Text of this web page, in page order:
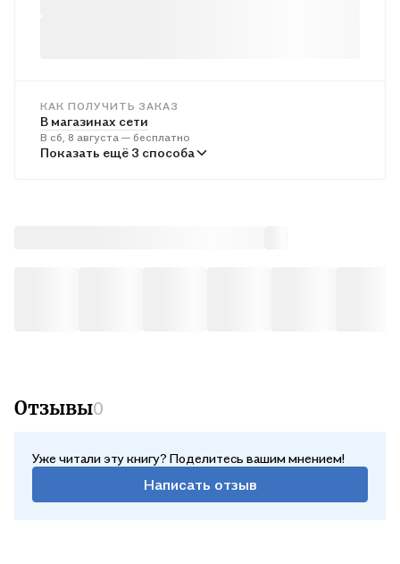
КАК ПОЛУЧИТЬ ЗАКАЗ
В магазинах сети
В сб, 8 августа — бесплатно
В пунктах выдачи
Показать ещё 3 способа
Отзывы0
Уже читали эту книгу? Поделитесь вашим мнением!
Написать отзыв